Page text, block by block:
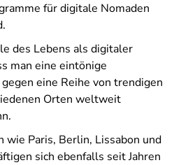
für digitale Nomaden
des Lebens als digitaler
man eine eintönige
eine Reihe von trendigen
Orten weltweit
wie Paris, Berlin, Lissabon und
sich ebenfalls seit Jahren